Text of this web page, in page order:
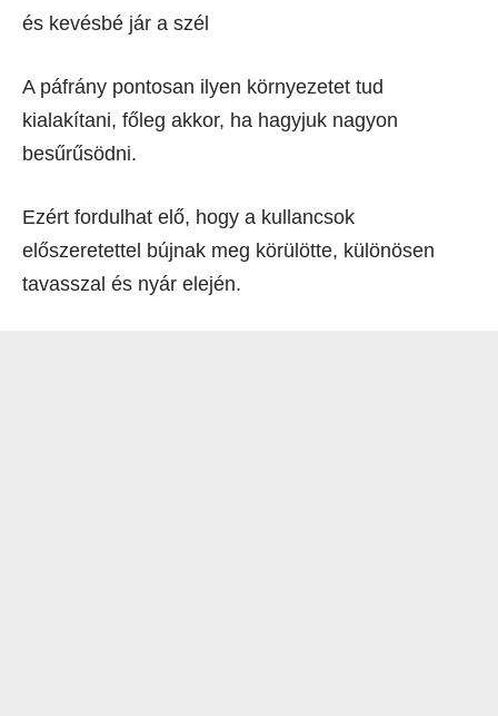
és kevésbé jár a szél
A páfrány pontosan ilyen környezetet tud
kialakítani, főleg akkor, ha hagyjuk nagyon
besűrűsödni.
Ezért fordulhat elő, hogy a kullancsok
előszeretettel bújnak meg körülötte, különösen
tavasszal és nyár elején.